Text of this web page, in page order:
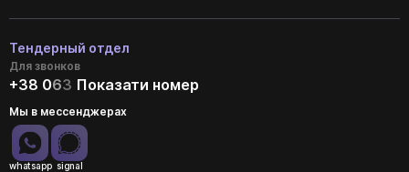
Тендерный отдел
Для звонков
+38 063 Показати номер
Мы в мессенджерах
whatsapp signal